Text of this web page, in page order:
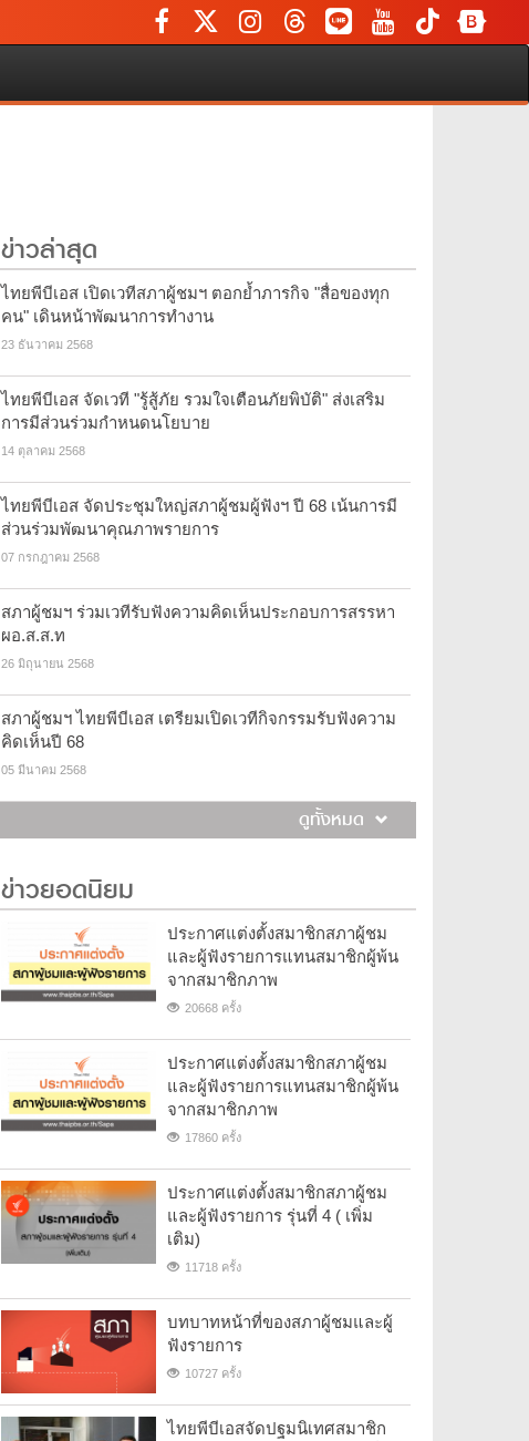
ข่าวล่าสุด
ไทยพีบีเอส เปิดเวทีสภาผู้ชมฯ ตอกย้ำภารกิจ "สื่อของทุก
คน" เดินหน้าพัฒนาการทำงาน
23 ธันวาคม 2568
ไทยพีบีเอส จัดเวที "รู้สู้ภัย รวมใจเตือนภัยพิบัติ" ส่งเสริม
การมีส่วนร่วมกำหนดนโยบาย
14 ตุลาคม 2568
ไทยพีบีเอส จัดประชุมใหญ่สภาผู้ชมผู้ฟังฯ ปี 68 เน้นการมี
ส่วนร่วมพัฒนาคุณภาพรายการ
07 กรกฎาคม 2568
สภาผู้ชมฯ ร่วมเวทีรับฟังความคิดเห็นประกอบการสรรหา
ผอ.ส.ส.ท
26 มิถุนายน 2568
สภาผู้ชมฯ ไทยพีบีเอส เตรียมเปิดเวทีกิจกรรมรับฟังความ
คิดเห็นปี 68
05 มีนาคม 2568
ดูทั้งหมด
ข่าวยอดนิยม
ประกาศแต่งตั้งสมาชิกสภาผู้ชม
และผู้ฟังรายการแทนสมาชิกผู้พ้น
จากสมาชิกภาพ
20668 ครั้ง
ประกาศแต่งตั้งสมาชิกสภาผู้ชม
และผู้ฟังรายการแทนสมาชิกผู้พ้น
จากสมาชิกภาพ
17860 ครั้ง
ประกาศแต่งตั้งสมาชิกสภาผู้ชม
และผู้ฟังรายการ รุ่นที่ 4 ( เพิ่ม
เติม)
11718 ครั้ง
บทบาทหน้าที่ของสภาผู้ชมและผู้
ฟังรายการ
10727 ครั้ง
ไทยพีบีเอสจัดปฐมนิเทศสมาชิก